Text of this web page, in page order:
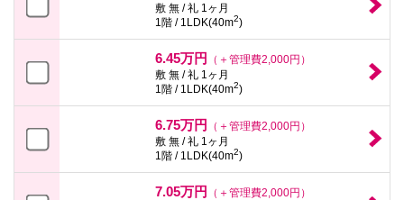
敷 無 / 礼 1ヶ月
1階 / 1LDK(40m2)
6.45万円
（＋管理費2,000円）
敷 無 / 礼 1ヶ月
1階 / 1LDK(40m2)
6.75万円
（＋管理費2,000円）
敷 無 / 礼 1ヶ月
1階 / 1LDK(40m2)
7.05万円
（＋管理費2,000円）